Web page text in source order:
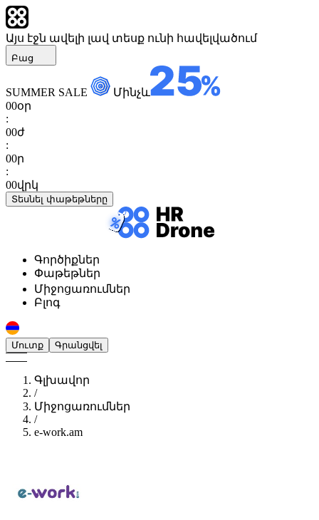
Այս էջն ավելի լավ տեսք ունի հավելվածում
Բաց
SUMMER SALE
Մինչև
00օր
:
00ժ
:
00ր
:
00վրկ
Տեսնել փաթեթները
Գործիքներ
Փաթեթներ
Միջոցառումներ
Բլոգ
Մուտք Գրանցվել
Գլխավոր
/
Միջոցառումներ
/
e-work.am